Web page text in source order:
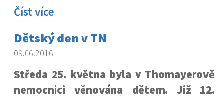
Číst více
Dětský den v TN
09.06.2016
Středa 25. května byla v Thomayerově
nemocnici věnována dětem. Již 12.